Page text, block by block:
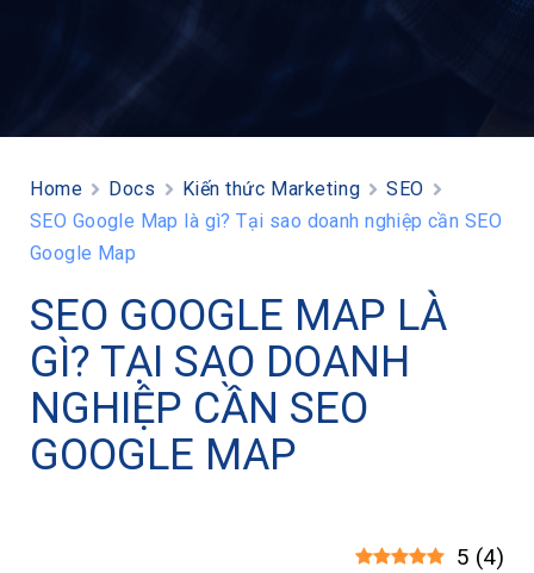
Home Docs Kiến thức Marketing
SEO
SEO Google Map là gì? Tại sao doanh nghiệp cần SEO
Google Map
SEO GOOGLE MAP LÀ
GÌ? TẠI SAO DOANH
NGHIỆP CẦN SEO
GOOGLE MAP
5 (4)